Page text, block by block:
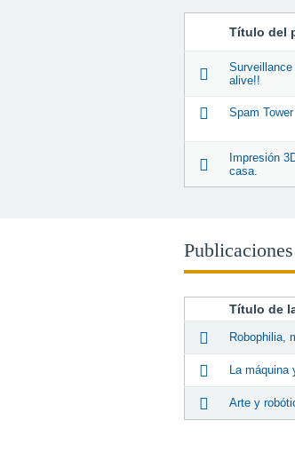
Título del
alive!!
Spam Tower
Impresión
casa.
Publicaciones
Título de
Robophilia,
La máquina
Arte y